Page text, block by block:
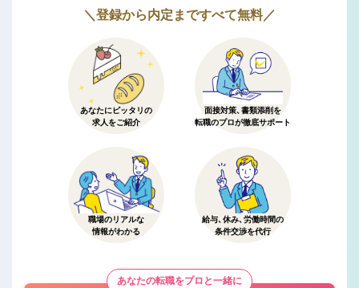
＼登録から内定まですべて無料／
あなたにピッタリの
求人をご紹介
面接対策、書類添削を
転職のプロが徹底サポート
職場のリアルな
情報がわかる
給与、休み、労働時間の
条件交渉を代行
あなたの転職をプロと一緒に